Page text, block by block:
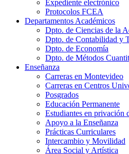
Expediente electrónico
Protocolos FCEA
Departamentos Académicos
Dpto. de Ciencias de la
Dpto. de Contabilidad y
Dpto. de Economía
Dpto. de Métodos
Enseñanza
Carreras en Montevideo
Carreras en Centros
Posgrados
Educación Permanente
Estudiantes en privación
Apoyo a la Enseñanza
Prácticas Curriculares
Intercambio y Movilidad
Área Social y Artística